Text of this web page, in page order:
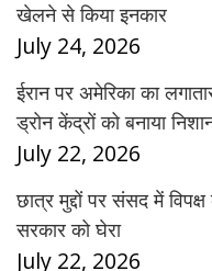
खेलने से किया इनकार
July 24, 2026
ईरान पर अमेरिका का
ड्रोन केंद्रों को बनाया
July 22, 2026
छात्र मुद्दों पर संसद में
सरकार को घेरा
July 22, 2026